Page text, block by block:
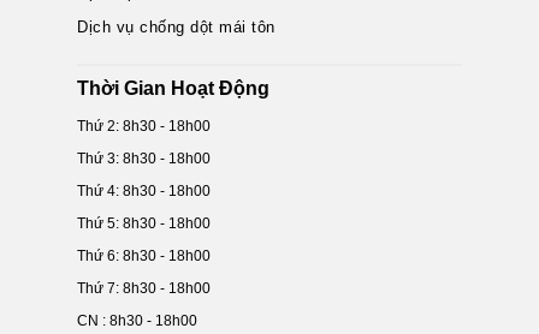
Dịch vụ chống dột mái tôn
Thời Gian Hoạt Động
Thứ 2: 8h30 - 18h00
Thứ 3: 8h30 - 18h00
Thứ 4: 8h30 - 18h00
Thứ 5: 8h30 - 18h00
Thứ 6: 8h30 - 18h00
Thứ 7: 8h30 - 18h00
CN : 8h30 - 18h00